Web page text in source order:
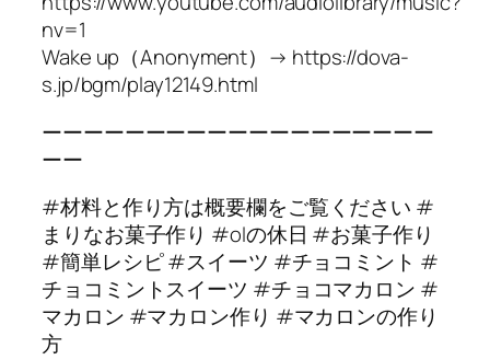
nv=1
Wake up（Anonyment）→ https://dova-
s.jp/bgm/play12149.html
ーーーーーーーーーーーーーーーーーーー
ーー
#材料と作り方は概要欄をご覧ください #
まりなお菓子作り #olの休日 #お菓子作り
#簡単レシピ #スイーツ #チョコミント #
チョコミントスイーツ #チョコマカロン #
マカロン #マカロン作り #マカロンの作り
方